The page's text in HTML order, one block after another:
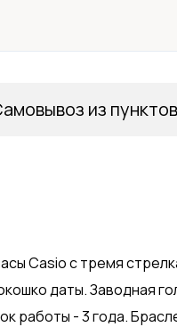
Casio с тремя
даты. Заводная
работы - 3 года.
из пунктов